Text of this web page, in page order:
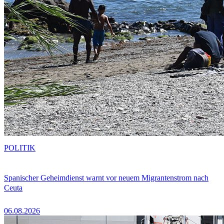
Spanischer Geheimdienst warnt vor neuem Migrantenstrom nach
Ceuta
06.08.2026
POLITIK